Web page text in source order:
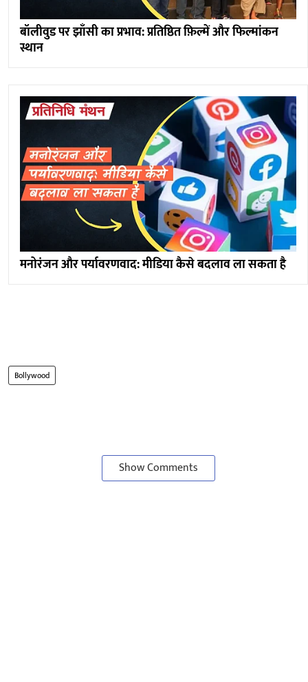
बॉलीवुड पर झाँसी का प्रभाव: प्रतिष्ठित फ़िल्में और फिल्मांकन
स्थान
मनोरंजन और पर्यावरणवाद: मीडिया कैसे बदलाव ला सकता है
Bollywood
Show Comments